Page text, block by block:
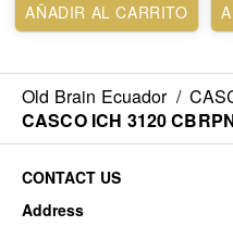
AÑADIR AL CARRITO
Old Brain Ecuador /
CASCO ICH 3120
CONTACT US
Address